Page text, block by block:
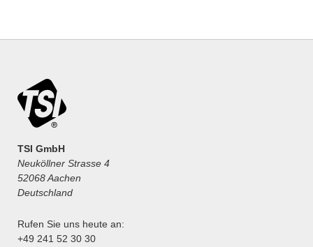
TSI GmbH
Neuköllner Strasse 4
52068 Aachen
Deutschland
Rufen Sie uns heute an:
+49 241 52 30 30